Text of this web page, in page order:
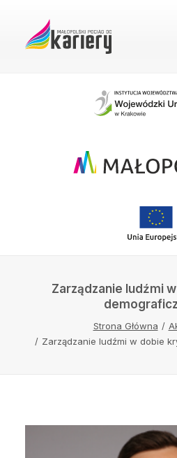
STRONA GŁÓWNA
REKRUTACJA
WYSZUKIWANIE
Zarządzanie ludźmi
Strona Główna
Zarządzanie ludźmi w dobie